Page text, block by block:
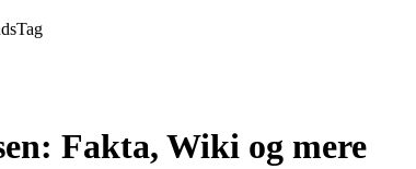
Tag
Fakta, Wiki og mere